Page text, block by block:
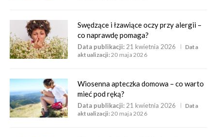
Swędzące i łzawiące oczy przy alergii –
co naprawdę pomaga?
Data publikacji: 21 kwietnia 2026
Data
aktualizacji: 20 maja 2026
Wiosenna apteczka domowa – co warto
mieć pod ręką?
Data publikacji: 21 kwietnia 2026
Data
aktualizacji: 20 maja 2026